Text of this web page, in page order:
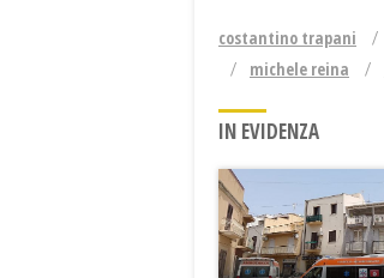
costantino trapani
michele reina
IN EVIDENZA